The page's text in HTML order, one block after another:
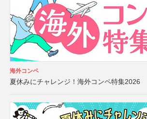
海外コンペ
夏休みにチャレンジ！海外コンペ特集2026